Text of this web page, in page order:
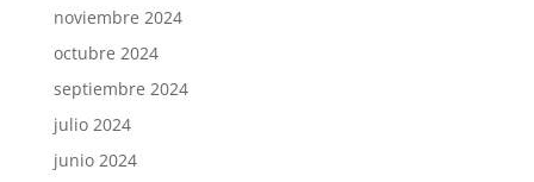
noviembre 2024
octubre 2024
septiembre 2024
julio 2024
junio 2024